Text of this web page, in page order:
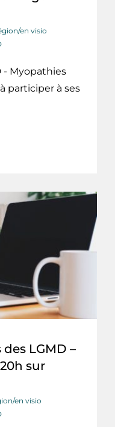
en visio
- Myopathies
participer à ses
LGMD –
sur
en visio